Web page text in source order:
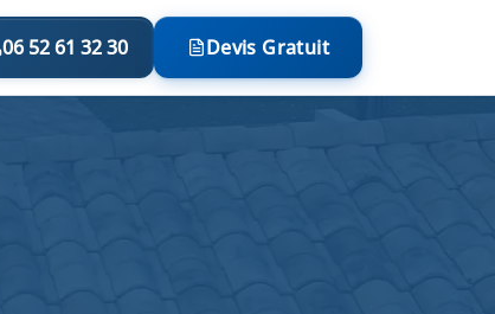
06 52 61 32 30 Devis Gratuit